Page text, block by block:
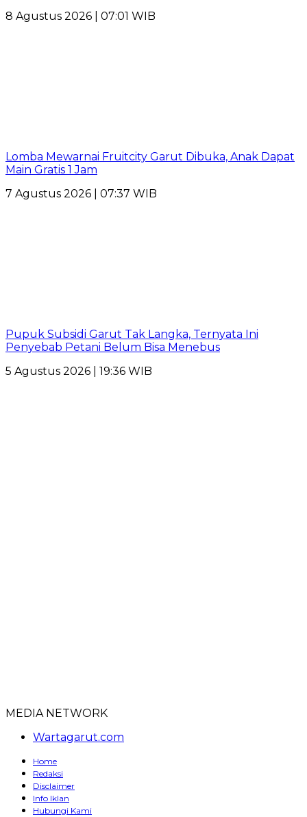
8 Agustus 2026 | 07:01 WIB
Lomba Mewarnai Fruitcity Garut Dibuka, Anak Dapat
Main Gratis 1 Jam
7 Agustus 2026 | 07:37 WIB
Pupuk Subsidi Garut Tak Langka, Ternyata Ini
Penyebab Petani Belum Bisa Menebus
5 Agustus 2026 | 19:36 WIB
MEDIA NETWORK
Wartagarut.com
Home
Redaksi
Disclaimer
Info Iklan
Hubungi Kami